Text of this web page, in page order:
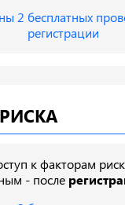
2 бесплатных
регистрации
к факторам
- после